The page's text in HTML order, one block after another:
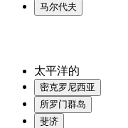
马尔代夫
太平洋的
密克罗尼西亚
所罗门群岛
斐济